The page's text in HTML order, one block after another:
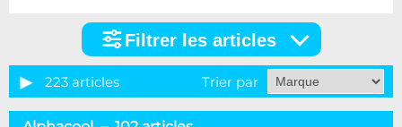
articles
Catégorie
Filtrer les articles
223 articles Trier par